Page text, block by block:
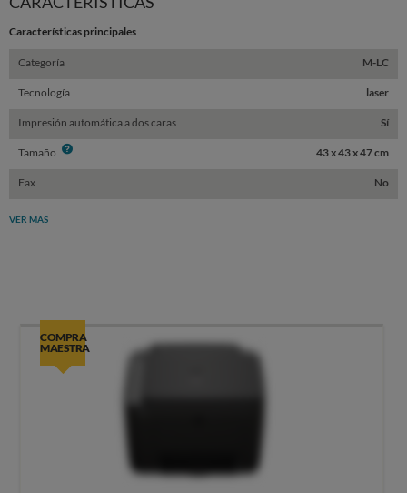
Características principales
Categoría M-LC
Tecnología laser
Impresión automática a dos caras Sí
Tamaño Info 43 x 43 x 47 cm
Fax No
VER MÁS
COMPRA
MAESTRA